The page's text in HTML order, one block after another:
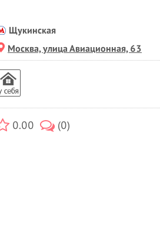
Щукинская
Москва, улица Авиационная, 63
0.00 (0)